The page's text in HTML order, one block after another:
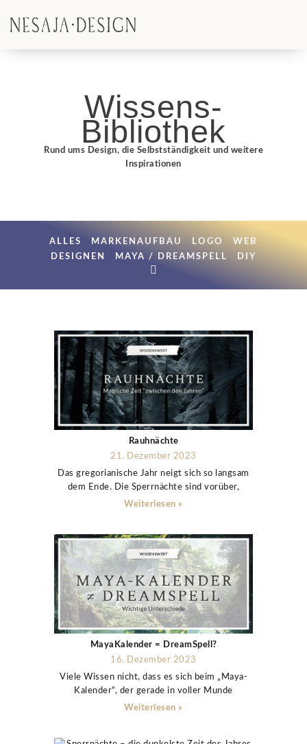
Wissens-
Bibliothek
Rund ums Design, die Selbstständigkeit und weitere
Inspirationen
ALLES MARKENAUFBAU LOGO
WEB
DESIGNEN
MAYA / DREAMSPELL DIY
Rauhnächte
21. Dezember 2023
Das gregorianische Jahr neigt sich so langsam
dem Ende. Die Sperrnächte sind vorüber,
Weiterlesen »
MayaKalender = DreamSpell?
16. Dezember 2023
Viele Wissen nicht, dass es sich beim „Maya-
Kalender“, der gerade in voller Munde
Weiterlesen »